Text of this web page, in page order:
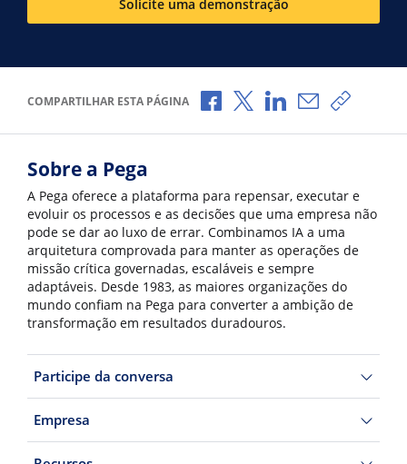
Solicite uma demonstração
COMPARTILHAR ESTA PÁGINA Compartilhar no Facebook
Compartilhar no X
Compartilhar no
Compartilhar
Copiar
Sobre a Pega
A Pega oferece a plataforma para repensar, executar e
evoluir os processos e as decisões que uma empresa não
pode se dar ao luxo de errar. Combinamos IA a uma
arquitetura comprovada para manter as operações de
missão crítica governadas, escaláveis e sempre
adaptáveis. Desde 1983, as maiores organizações do
mundo confiam na Pega para converter a ambição de
transformação em resultados duradouros.
Participe da conversa
Empresa